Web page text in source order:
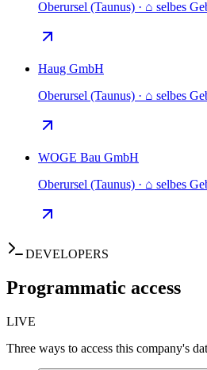
Oberursel (Taunus) · ⌂ selbes
Haug GmbH
Oberursel (Taunus) · ⌂ selbes
WOGE Bau GmbH
Oberursel (Taunus) · ⌂ selbes
DEVELOPERS
Programmatic access
LIVE
Three ways to access this company's